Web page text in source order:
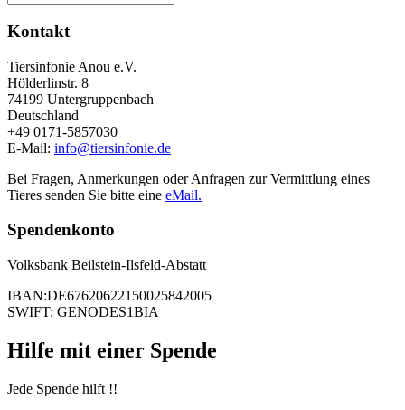
Kontakt
Tiersinfonie Anou e.V.
Hölderlinstr. 8
74199 Untergruppenbach
Deutschland
+49 0171-5857030
E-Mail: info@tiersinfonie.de
Bei Fragen, Anmerkungen oder Anfragen zur Vermittlung eines
Tieres senden Sie bitte eine eMail.
Spendenkonto
Volksbank Beilstein-Ilsfeld-Abstatt
IBAN:DE67620622150025842005
SWIFT: GENODES1BIA
Hilfe mit einer Spende
Jede Spende hilft !!